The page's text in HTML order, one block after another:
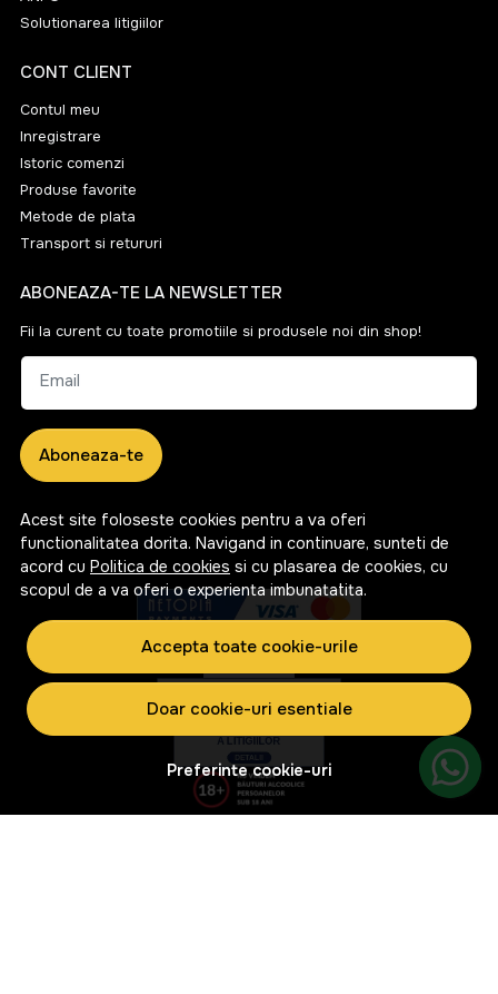
Acest site foloseste cookies pentru a va oferi
functionalitatea dorita. Navigand in continuare, sunteti de
acord cu Politica de cookies si cu plasarea de cookies, cu
scopul de a va oferi o experienta imbunatatita.
Accepta toate cookie-urile
Doar cookie-uri esentiale
Preferinte cookie-uri
Solutionarea litigiilor
CONT CLIENT
Contul meu
Inregistrare
Istoric comenzi
Produse favorite
Metode de plata
Transport si retururi
ABONEAZA-TE LA NEWSLETTER
Fii la curent cu toate promotiile si produsele noi din shop!
Email
Aboneaza-te